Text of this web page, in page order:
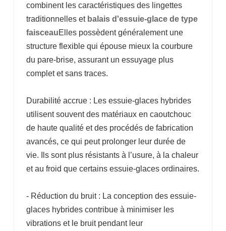
combinent les caractéristiques des lingettes
traditionnelles et balais d'essuie-glace de type
faisceauElles possèdent généralement une
structure flexible qui épouse mieux la courbure
du pare-brise, assurant un essuyage plus
complet et sans traces.
Durabilité accrue : Les essuie-glaces hybrides
utilisent souvent des matériaux en caoutchouc
de haute qualité et des procédés de fabrication
avancés, ce qui peut prolonger leur durée de
vie. Ils sont plus résistants à l’usure, à la chaleur
et au froid que certains essuie-glaces ordinaires.
- Réduction du bruit : La conception des essuie-
glaces hybrides contribue à minimiser les
vibrations et le bruit pendant leur